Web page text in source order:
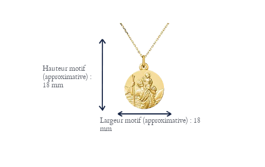
Hauteur motif
(approximative) :
18 mm
Largeur motif (approximative) : 18
mm